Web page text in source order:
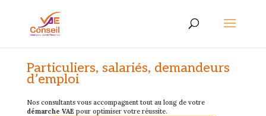
Particuliers, salariés, demandeurs
d’emploi
Nos consultants vous accompagnent tout au long de votre
démarche VAE pour optimiser votre réussite.